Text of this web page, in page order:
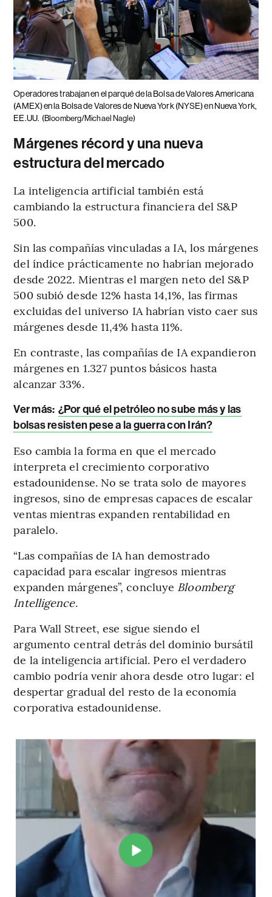
Operadores trabajan en el parqué de la Bolsa de Valores Americana
(AMEX) en la Bolsa de Valores de Nueva York (NYSE) en Nueva York,
EE.UU. (Bloomberg/Michael Nagle)
Márgenes récord y una nueva
estructura del mercado
La inteligencia artificial también está
cambiando la estructura financiera del S&P
500.
Sin las compañías vinculadas a IA, los márgenes
del índice prácticamente no habrían mejorado
desde 2022. Mientras el margen neto del S&P
500 subió desde 12% hasta 14,1%, las firmas
excluidas del universo IA habrían visto caer sus
márgenes desde 11,4% hasta 11%.
En contraste, las compañías de IA expandieron
márgenes en 1.327 puntos básicos hasta
alcanzar 33%.
Ver más: ¿Por qué el petróleo no sube más y las
bolsas resisten pese a la guerra con Irán?
Eso cambia la forma en que el mercado
interpreta el crecimiento corporativo
estadounidense. No se trata solo de mayores
ingresos, sino de empresas capaces de escalar
ventas mientras expanden rentabilidad en
paralelo.
“Las compañías de IA han demostrado
capacidad para escalar ingresos mientras
expanden márgenes”, concluye Bloomberg
Intelligence.
Para Wall Street, ese sigue siendo el
argumento central detrás del dominio bursátil
de la inteligencia artificial. Pero el verdadero
cambio podría venir ahora desde otro lugar: el
despertar gradual del resto de la economía
corporativa estadounidense.